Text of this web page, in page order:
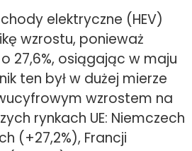
elektryczne (HEV)
wzrostu, ponieważ
27,6%, osiągając w maju
ten był w dużej mierze
wzrostem na
rynkach UE: Niemczech
(+27,2%), Francji